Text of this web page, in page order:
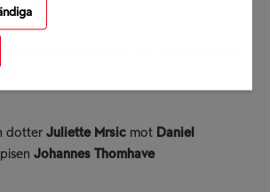
dotter Juliette Mrsic mot Daniel
Johannes Thomhave